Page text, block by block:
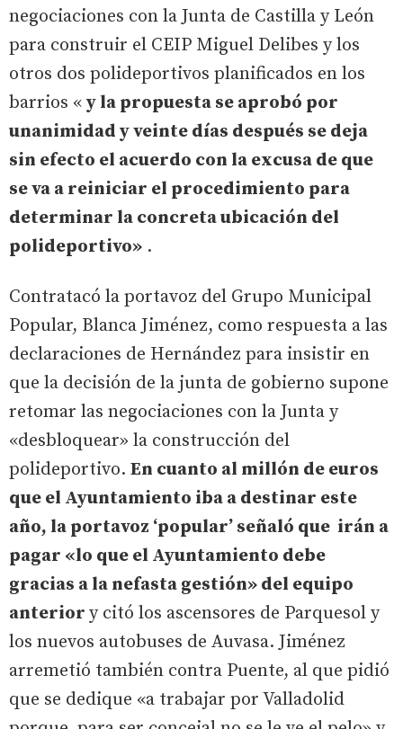
negociaciones con la Junta de Castilla y León
para construir el CEIP Miguel Delibes y los
otros dos polideportivos planificados en los
barrios « y la propuesta se aprobó por
unanimidad y veinte días después se deja
sin efecto el acuerdo con la excusa de que
se va a reiniciar el procedimiento para
determinar la concreta ubicación del
polideportivo» .
Contratacó la portavoz del Grupo Municipal
Popular, Blanca Jiménez, como respuesta a las
declaraciones de Hernández para insistir en
que la decisión de la junta de gobierno supone
retomar las negociaciones con la Junta y
«desbloquear» la construcción del
polideportivo. En cuanto al millón de euros
que el Ayuntamiento iba a destinar este
año, la portavoz ‘popular’ señaló que irán a
pagar «lo que el Ayuntamiento debe
gracias a la nefasta gestión» del equipo
anterior y citó los ascensores de Parquesol y
los nuevos autobuses de Auvasa. Jiménez
arremetió también contra Puente, al que pidió
que se dedique «a trabajar por Valladolid